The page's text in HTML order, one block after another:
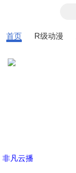
首页 R级动漫
非凡云播